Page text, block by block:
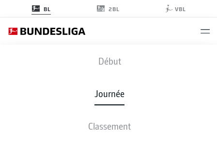
BL 2BL VBL
Début
Journée
Classement
FCA- FCH
2 1
COMPOSITIONS STATISTIQUES